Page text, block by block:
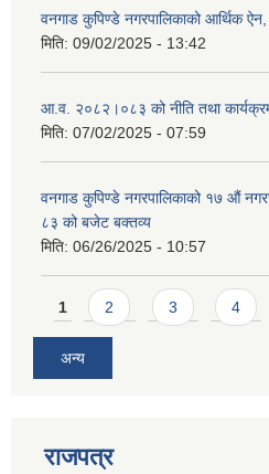
वनगाड कुपिण्डे नगरपालिकाको आर्थिक
मिति: 09/02/2025 - 13:42
आ.व. २०८२।०८३ को नीति तथा
मिति: 07/02/2025 - 07:59
वनगाड कुपिण्डे नगरपालिकाको १७ ‍औं
८३ को बजेट बक्तव्य
मिति: 06/26/2025 - 10:57
Pages
1 2 3 4
अन्य
राजपत्र